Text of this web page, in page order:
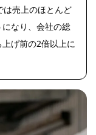
は売上のほとんど
なり、会社の総
げ前の2倍以上に